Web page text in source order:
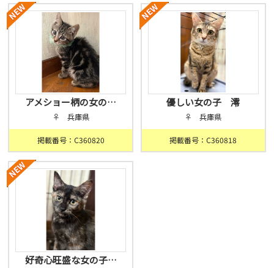
アメショー柄の女の…
♀ 兵庫県
掲載番号：C360820
優しい女の子 澪
♀ 兵庫県
掲載番号：C360818
好奇心旺盛な女の子…